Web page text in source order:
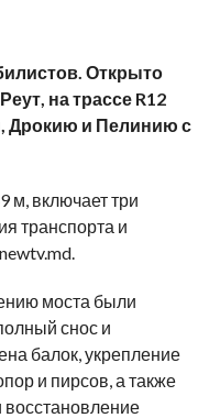
Открыто
на трассе R12
Дрокию и Пелинию с
м, включает три
транспорта и
моста были
снос и
балок, укрепление
и пирсов, а также
восстановление